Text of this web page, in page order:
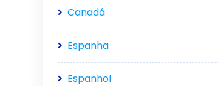
Canadá
Espanha
Espanhol